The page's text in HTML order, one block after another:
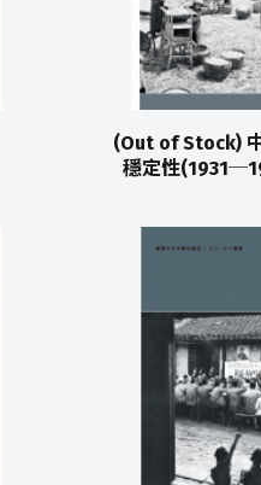
(Out of Stock)
穩定性